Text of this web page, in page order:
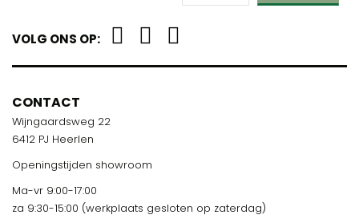
VOLG ONS OP:
CONTACT
Wijngaardsweg 22
6412 PJ Heerlen
Openingstijden showroom
Ma-vr 9:00-17:00
za 9:30-15:00 (werkplaats gesloten op zaterdag)